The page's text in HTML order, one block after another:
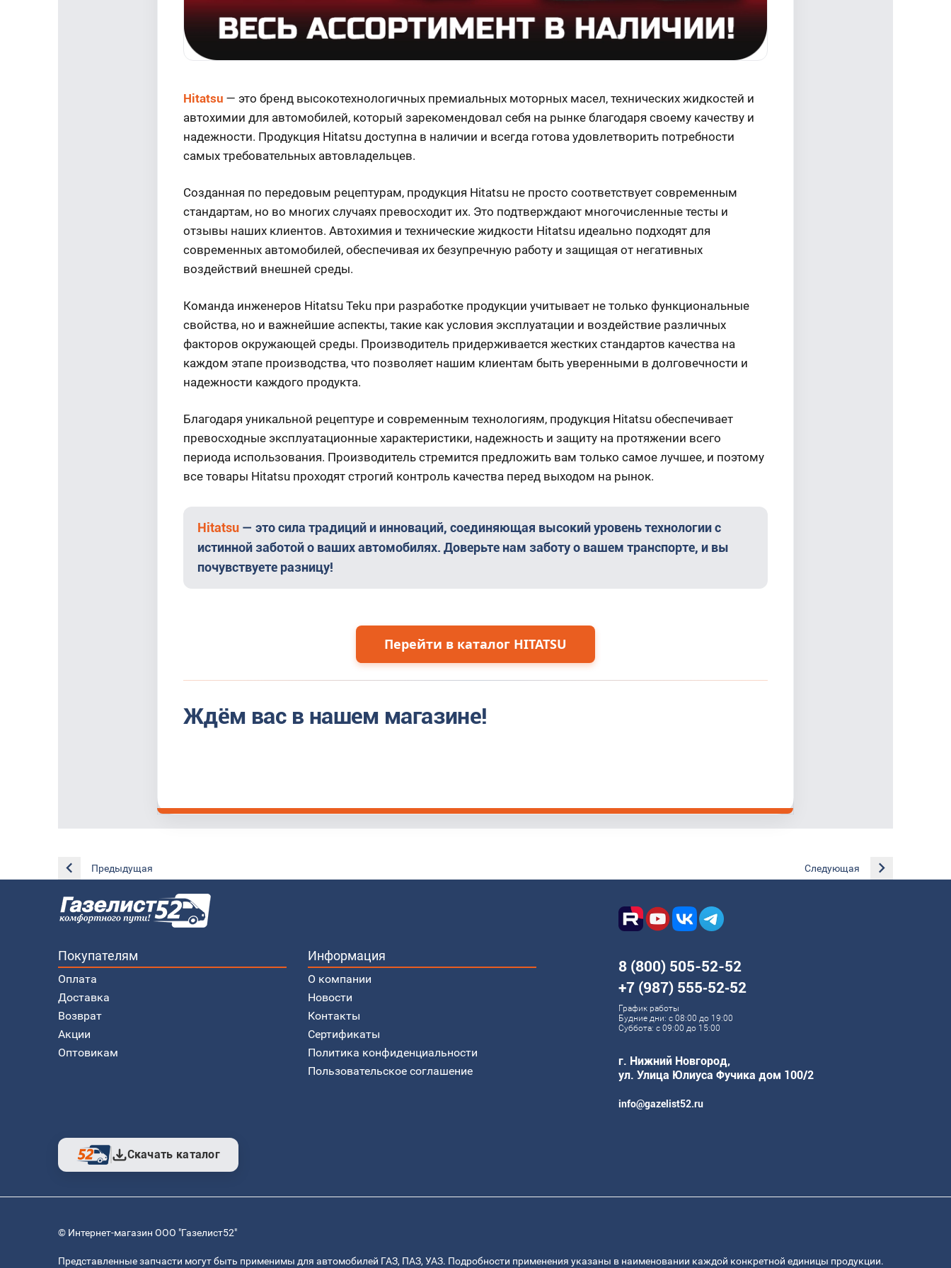
Hitatsu — это бренд высокотехнологичных премиальных моторных масел, технических жидкостей и
автохимии для автомобилей, который зарекомендовал себя на рынке благодаря своему качеству и
надежности. Продукция Hitatsu доступна в наличии и всегда готова удовлетворить потребности
самых требовательных автовладельцев.
Созданная по передовым рецептурам, продукция Hitatsu не просто соответствует современным
стандартам, но во многих случаях превосходит их. Это подтверждают многочисленные тесты и
отзывы наших клиентов. Автохимия и технические жидкости Hitatsu идеально подходят для
современных автомобилей, обеспечивая их безупречную работу и защищая от негативных
воздействий внешней среды.
Команда инженеров Hitatsu Teku при разработке продукции учитывает не только функциональные
свойства, но и важнейшие аспекты, такие как условия эксплуатации и воздействие различных
факторов окружающей среды. Производитель придерживается жестких стандартов качества на
каждом этапе производства, что позволяет нашим клиентам быть уверенными в долговечности и
надежности каждого продукта.
Благодаря уникальной рецептуре и современным технологиям, продукция Hitatsu обеспечивает
превосходные эксплуатационные характеристики, надежность и защиту на протяжении всего
периода использования. Производитель стремится предложить вам только самое лучшее, и поэтому
все товары Hitatsu проходят строгий контроль качества перед выходом на рынок.
Hitatsu — это сила традиций и инноваций, соединяющая высокий уровень технологии с
истинной заботой о ваших автомобилях. Доверьте нам заботу о вашем транспорте, и вы
почувствуете разницу!
Перейти в каталог HITATSU
Ждём вас в нашем магазине!
Предыдущая Следующая
Покупателям
Оплата
Доставка
Возврат
Акции
Оптовикам
Информация
О компании
Новости
Контакты
Сертификаты
Политика конфиденциальности
Пользовательское соглашение
8 (800) 505-52-52
+7 (987) 555‑52‑52
График работы
Будние дни: с 08:00 до 19:00
Суббота: с 09:00 до 15:00
г. Нижний Новгород,
ул. Улица Юлиуса Фучика дом 100/2
info@gazelist52.ru
Скачать каталог
© Интернет-магазин ООО "Газелист52"
Представленные запчасти могут быть применимы для автомобилей ГАЗ, ПАЗ, УАЗ. Подробности применения указаны в наименовании каждой конкретной единицы продукции.